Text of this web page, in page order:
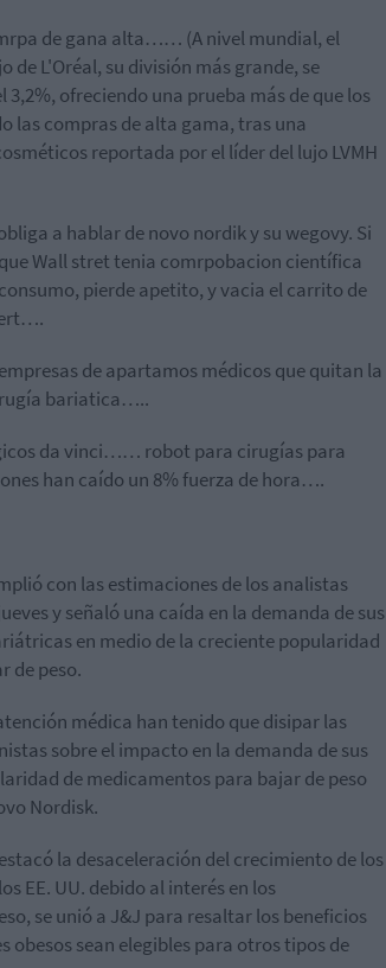
de gana alta…… (A nivel mundial, el
de L'Oréal, su división más grande, se
ofreciendo una prueba más de que los
las compras de alta gama, tras una
reportada por el líder del lujo LVMH
a hablar de novo nordik y su wegovy. Si
Wall stret tenia comrpobacion científica
pierde apetito, y vacia el carrito de
de apartamos médicos que quitan la
bariatica…..
da vinci…… robot para cirugías para
han caído un 8% fuerza de hora….
con las estimaciones de los analistas
y señaló una caída en la demanda de sus
en medio de la creciente popularidad
de peso.
médica han tenido que disipar las
sobre el impacto en la demanda de sus
de medicamentos para bajar de peso
Nordisk.
la desaceleración del crecimiento de los
EE. UU. debido al interés en los
se unió a J&J para resaltar los beneficios
obesos sean elegibles para otros tipos de